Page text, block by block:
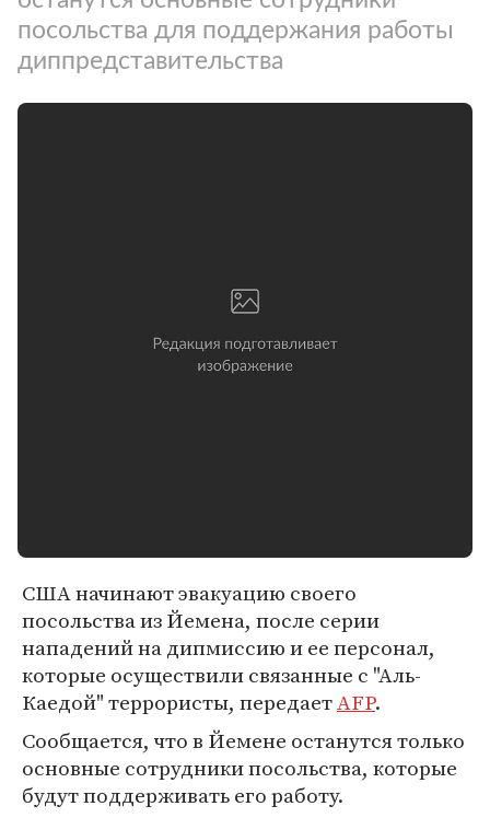
посольства для поддержания работы
диппредставительства
США начинают эвакуацию своего
посольства из Йемена, после серии
нападений на дипмиссию и ее персонал,
которые осуществили связанные с "Аль-
Каедой" террористы, передаетAFP.
Сообщается, что в Йемене останутся только
основные сотрудники посольства, которые
будут поддерживать его работу.